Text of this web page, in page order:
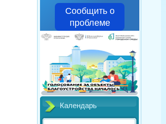
Сообщить о
проблеме
Календарь